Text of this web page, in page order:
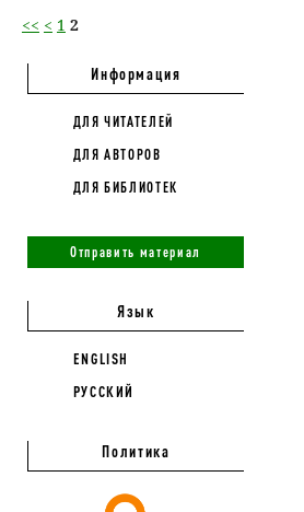
<< < 1 2
Информация
ДЛЯ ЧИТАТЕЛЕЙ
ДЛЯ АВТОРОВ
ДЛЯ БИБЛИОТЕК
Отправить материал
Язык
ENGLISH
РУССКИЙ
Политика